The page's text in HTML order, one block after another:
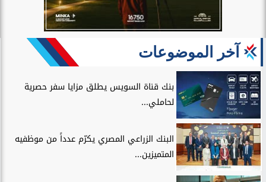
آخر الموضوعات
بنك قناة السويس يطلق مزايا سفر حصرية
لحاملي...
البنك الزراعي المصري يكرّم عدداً من موظفيه
المتميزين...